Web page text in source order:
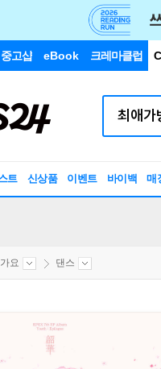
중고샵 eBook 크레마클럽
트 신상품 이벤트 바이백 매
가요 댄스